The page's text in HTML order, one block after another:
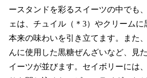
ースタンドを彩るスイーツの中でも
ェは、チュイル（＊3）やクリーム
本来の味わいを引き立てます。また
んに使用した黒糖ぜんざいなど、見
イーツが並びます。セイボリーには